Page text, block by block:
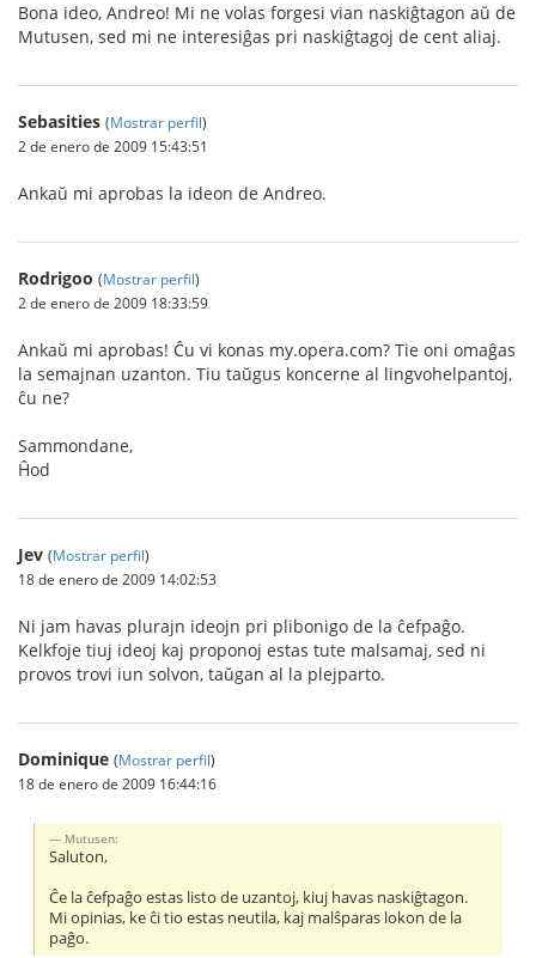
Bona ideo, Andreo! Mi ne volas forgesi vian naskiĝtagon aŭ de
Mutusen, sed mi ne interesiĝas pri naskiĝtagoj de cent aliaj.
Sebasities (Mostrar perfil)
2 de enero de 2009 15:43:51
Ankaŭ mi aprobas la ideon de Andreo.
Rodrigoo (Mostrar perfil)
2 de enero de 2009 18:33:59
Ankaŭ mi aprobas! Ĉu vi konas my.opera.com? Tie oni omaĝas
la semajnan uzanton. Tiu taŭgus koncerne al lingvohelpantoj,
ĉu ne?
Sammondane,
Ĥod
Jev (Mostrar perfil)
18 de enero de 2009 14:02:53
Ni jam havas plurajn ideojn pri plibonigo de la ĉefpaĝo.
Kelkfoje tiuj ideoj kaj proponoj estas tute malsamaj, sed ni
provos trovi iun solvon, taŭgan al la plejparto.
Dominique (Mostrar perfil)
18 de enero de 2009 16:44:16
Mutusen:
Saluton,
Ĉe la ĉefpaĝo estas listo de uzantoj, kiuj havas naskiĝtagon.
Mi opinias, ke ĉi tio estas neutila, kaj malŝparas lokon de la
paĝo.